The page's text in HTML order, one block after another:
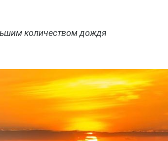
количеством дождя